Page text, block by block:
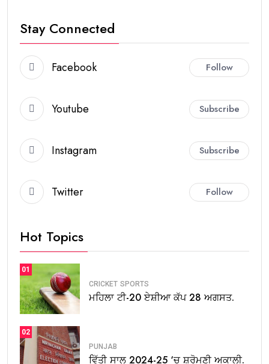
Stay Connected
Facebook Follow
Youtube Subscribe
Instagram Subscribe
Twitter Follow
Hot Topics
01
CRICKET SPORTS
ਮਹਿਲਾ ਟੀ-20 ਏਸ਼ੀਆ ਕੱਪ 28 ਅਗਸਤ.
02
PUNJAB
ਵਿੱਤੀ ਸਾਲ 2024-25 ‘ਚ ਸ਼੍ਰੋਮਣੀ ਅਕਾਲੀ.